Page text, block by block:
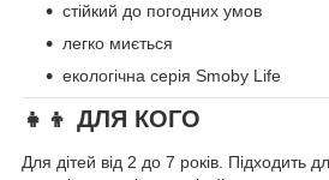
стійкий до погодних умов
легко миється
екологічна серія Smoby Life
👧👦 ДЛЯ КОГО
Для дітей від 2 до 7 років. Підходить